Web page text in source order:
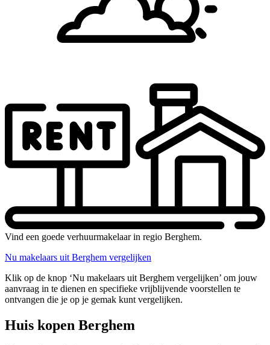
Vind een goede verhuurmakelaar in regio Berghem.
Nu makelaars uit Berghem vergelijken
Klik op de knop ‘Nu makelaars uit Berghem vergelijken’ om jouw
aanvraag in te dienen en specifieke vrijblijvende voorstellen te
ontvangen die je op je gemak kunt vergelijken.
Huis kopen Berghem